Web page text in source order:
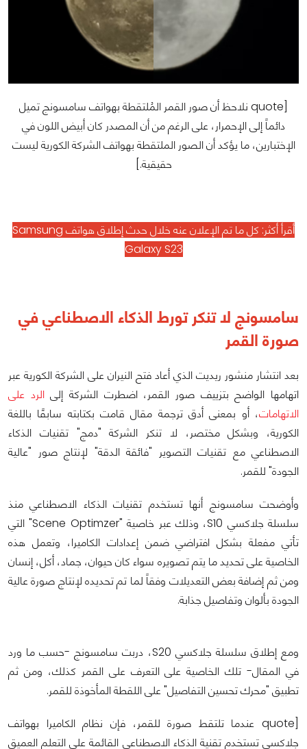
[quote نلاحظ أن صور القمر المُلتقطة بهواتف سامسونج تميل
دائماً إلى الإحمرار، على الرغم من أن المصدر كان أبيض اللون في
الإختبارين، ما يؤكد أن الصور الملتقطة بهواتف الشركة الكورية ليست
حقيقية.]
أقرأ أكثر:
كل ما تم الإعلان عنه خلال حدث إطلاق هواتف Samsung
Galaxy S23
سامسونج لا تنكر تورط الذكاء الاصطناعي في
صورة القمر
بعد انتشار منشور ريديت الذي أعاد فتح النيران على الشركة الكورية عبر
اتهامها الواضح بتزييف صور القمر، اضطرت الشركة إلىالرد على
الاتهامات، أو بمعنى أدق ترجمة مقال قامت بكتابته سابقًا باللغة
الكورية، وبشكل مختصر، لا تنكر الشركة "دمج" تقنيات الذكاء
الاصطناعي مع تقنيات التصوير "فائقة الدقة" لإنتاج صور "عالية
الجودة" للقمر.
وأوضحت سامسونج أنها تستخدم تقنيات الذكاء الاصطناعي منذ
سلسلة جلاكسي S10، وذلك عبر خاصية "Scene Optimzer" التي
تأتي مفعلة بشكل افتراضي ضمن إعدادات الكاميرا، وتعمل هذه
الخاصية على تحديد ما يتم تصويره سواء كان حيوان، جماد، أكل، إنسان
ومن ثم إضافة بعض التعديلات وفقاً لما تم تحديده لإنتاج صورة عالية
الجودة بألوان وتفاصيل جذابة.
ومع إطلاق سلسلة جلاكسي S20، دربت سامسونج -حسب ما ورد
في المقال- تلك الخاصية على التعرف على القمر كذلك، ومن ثم
تطبيق "محرك تحسين التفاصيل" على اللقطة المأخوذة للقمر.
[quote عندما تلتقط صورة للقمر، فإن نظام الكاميرا بهواتف
جلاكسي تستخدم تقنية الذكاء الاصطناعي القائمة على التعلم العميق